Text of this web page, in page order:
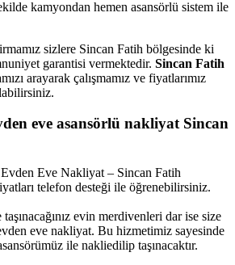
kamyondan hemen asansörlü sistem ile
sizlere Sincan Fatih bölgesinde ki
garantisi vermektedir. Sincan Fatih
arayarak çalışmamız ve fiyatlarımız
eve asansörlü nakliyat Sincan
Eve Nakliyat – Sincan Fatih
telefon desteği ile öğrenebilirsiniz.
evin merdivenleri dar ise size
eve nakliyat. Bu hizmetimiz sayesinde
ile nakliedilip taşınacaktır.